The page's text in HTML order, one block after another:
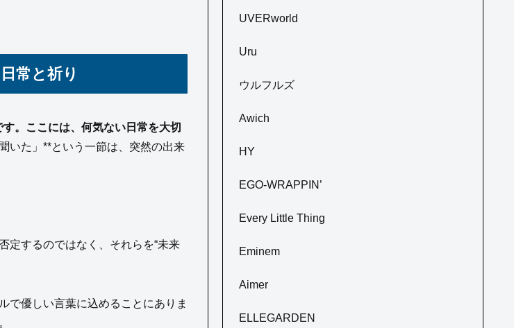
常と祈り
。ここには、何気ない日常を大切
いた」**という一節は、突然の出来
定するのではなく、それらを“未来
で優しい言葉に込めることにありま
UVERworld
Uru
ウルフルズ
Awich
HY
EGO-WRAPPIN’
Every Little Thing
Eminem
Aimer
ELLEGARDEN